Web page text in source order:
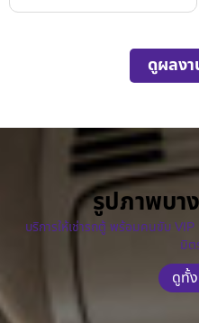
ดูผลง
รูปภาพบา
บริการให้เช่ารถตู้ พร้อมคนขับ
มิต
ดูทั้